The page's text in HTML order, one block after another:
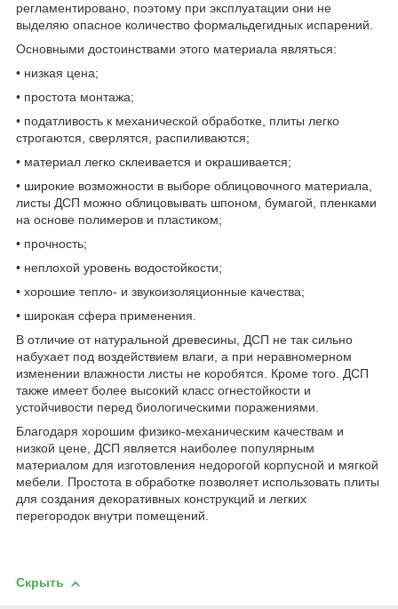
регламентировано, поэтому при эксплуатации они не
выделяю опасное количество формальдегидных испарений.
Основными достоинствами этого материала являться:
• низкая цена;
• простота монтажа;
• податливость к механической обработке, плиты легко
строгаются, сверлятся, распиливаются;
• материал легко склеивается и окрашивается;
• широкие возможности в выборе облицовочного материала,
листы ДСП можно облицовывать шпоном, бумагой, пленками
на основе полимеров и пластиком;
• прочность;
• неплохой уровень водостойкости;
• хорошие тепло- и звукоизоляционные качества;
• широкая сфера применения.
В отличие от натуральной древесины, ДСП не так сильно
набухает под воздействием влаги, а при неравномерном
изменении влажности листы не коробятся. Кроме того. ДСП
также имеет более высокий класс огнестойкости и
устойчивости перед биологическими поражениями.
Благодаря хорошим физико-механическим качествам и
низкой цене, ДСП является наиболее популярным
материалом для изготовления недорогой корпусной и мягкой
мебели. Простота в обработке позволяет использовать плиты
для создания декоративных конструкций и легких
перегородок внутри помещений.
Скрыть